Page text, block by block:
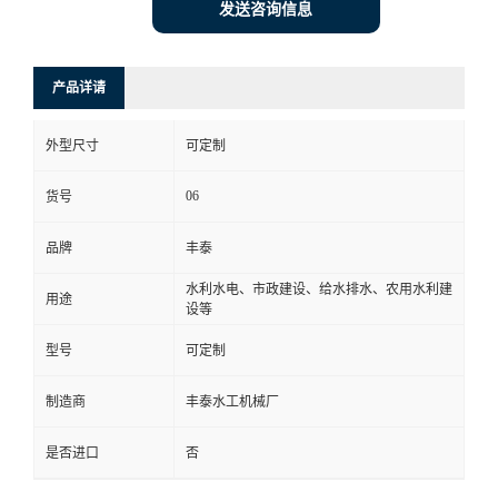
发送咨询信息
产品详请
外型尺寸 可定制
货号 06
品牌 丰泰
用途
水利水电、市政建设、给水排水、农用水利建
设等
型号 可定制
制造商 丰泰水工机械厂
是否进口 否